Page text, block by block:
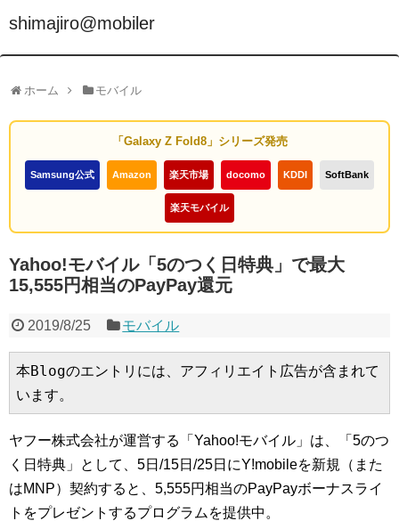
shimajiro@mobiler
ホーム モバイル
「Galaxy Z Fold8」シリーズ発売
Samsung公式 Amazon 楽天市場 docomo KDDI SoftBank
楽天モバイル
Yahoo!モバイル「5のつく日特典」で最大
15,555円相当のPayPay還元
2019/8/25 モバイル
本Blogのエントリには、アフィリエイト広告が含まれて
います。
ヤフー株式会社が運営する「Yahoo!モバイル」は、「5のつ
く日特典」として、5日/15日/25日にY!mobileを新規（また
はMNP）契約すると、5,555円相当のPayPayボーナスライ
トをプレゼントするプログラムを提供中。